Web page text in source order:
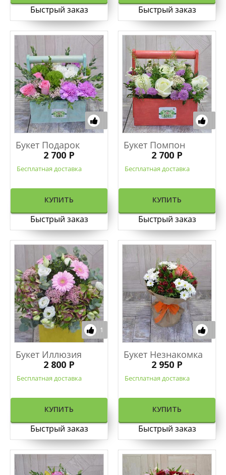
Быстрый заказ Быстрый заказ
Букет Подарок
2 700 Р
Бесплатная доставка
КУПИТЬ
Быстрый заказ
Букет Помпон
2 700 Р
Бесплатная доставка
КУПИТЬ
Быстрый заказ
1
Букет Иллюзия
2 800 Р
Бесплатная доставка
КУПИТЬ
Быстрый заказ
Букет Незнакомка
2 950 Р
Бесплатная доставка
КУПИТЬ
Быстрый заказ